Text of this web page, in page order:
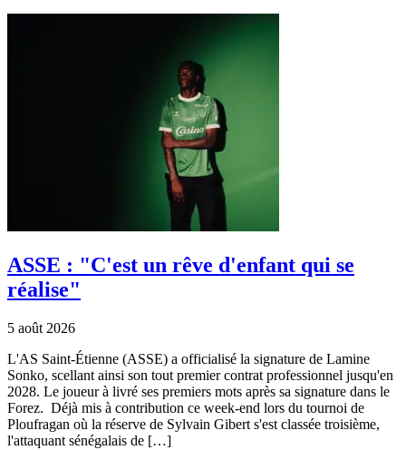
ASSE : "C'est un rêve d'enfant qui se
réalise"
5 août 2026
L'AS Saint-Étienne (ASSE) a officialisé la signature de Lamine
Sonko, scellant ainsi son tout premier contrat professionnel jusqu'en
2028. Le joueur à livré ses premiers mots après sa signature dans le
Forez. Déjà mis à contribution ce week-end lors du tournoi de
Ploufragan où la réserve de Sylvain Gibert s'est classée troisième,
l'attaquant sénégalais de […]